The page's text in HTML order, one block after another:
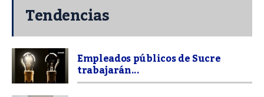
Tendencias
Empleados públicos de Sucre
trabajarán...